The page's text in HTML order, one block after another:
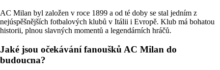
AC Milan byl založen v roce 1899 a od té doby se stal jedním z
nejúspěšnějších fotbalových klubů v Itálii i Evropě. Klub má bohatou
historii, plnou slavných momentů a legendárních hráčů.
Jaké jsou očekávání fanoušků AC Milan do
budoucna?